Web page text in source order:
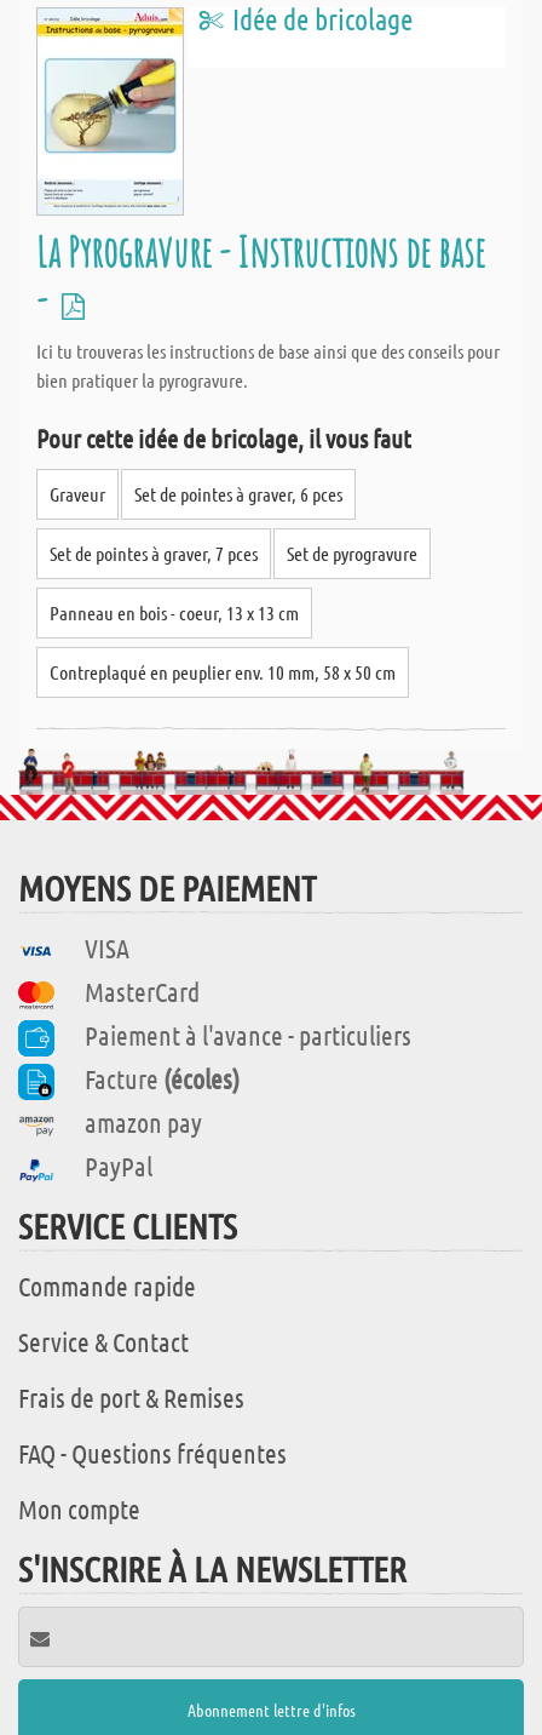
Idée de bricolage
La Pyrogravure - Instructions de base
-
Ici tu trouveras les instructions de base ainsi que des conseils pour
bien pratiquer la pyrogravure.
Pour cette idée de bricolage, il vous faut
Graveur Set de pointes à graver, 6 pces
Set de pointes à graver, 7 pces Set de pyrogravure
Panneau en bois - coeur, 13 x 13 cm
Contreplaqué en peuplier env. 10 mm, 58 x 50 cm
MOYENS DE PAIEMENT
VISA
MasterCard
Paiement à l'avance - particuliers
Facture (écoles)
amazon pay
PayPal
SERVICE CLIENTS
Commande rapide
Service & Contact
Frais de port & Remises
FAQ - Questions fréquentes
Mon compte
S'INSCRIRE À LA NEWSLETTER